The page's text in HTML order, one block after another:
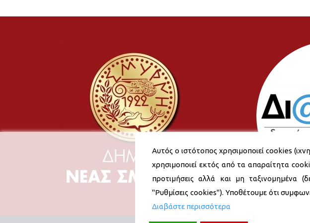
Αυτός ο ιστότοπος χρησιμοποιεί cookies
χρησιμοποιεί εκτός από τα απαραίτητα
προτιμήσεις αλλά και μη ταξινομημένα
"Ρυθμίσεις cookies"). Υποθέτουμε ότι
Διαβάστε περισσότερα